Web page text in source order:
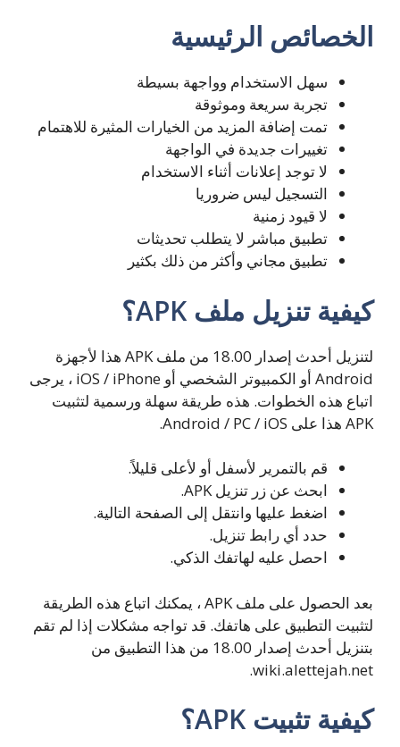
الخصائص الرئيسية
سهل الاستخدام وواجهة بسيطة
تجربة سريعة وموثوقة
تمت إضافة المزيد من الخيارات المثيرة للاهتمام
تغييرات جديدة في الواجهة
لا توجد إعلانات أثناء الاستخدام
التسجيل ليس ضروريا
لا قيود زمنية
تطبيق مباشر لا يتطلب تحديثات
تطبيق مجاني وأكثر من ذلك بكثير
كيفية تنزيل ملف APK؟
لتنزيل أحدث إصدار 18.00 من ملف APK هذا لأجهزة
Android أو الكمبيوتر الشخصي أو iOS / iPhone ، يرجى
اتباع هذه الخطوات. هذه طريقة سهلة ورسمية لتثبيت
APK هذا على Android / PC / iOS.
قم بالتمرير لأسفل أو لأعلى قليلاً.
ابحث عن زر تنزيل APK.
اضغط عليها وانتقل إلى الصفحة التالية.
حدد أي رابط تنزيل.
احصل عليه لهاتفك الذكي.
بعد الحصول على ملف APK ، يمكنك اتباع هذه الطريقة
لتثبيت التطبيق على هاتفك. قد تواجه مشكلات إذا لم تقم
بتنزيل أحدث إصدار 18.00 من هذا التطبيق من
wiki.alettejah.net.
كيفية تثبيت APK؟